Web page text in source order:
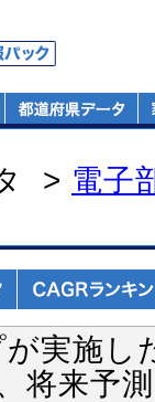
> 電子
実施し
将来予